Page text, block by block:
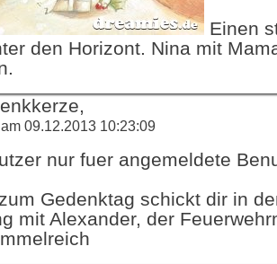
Einen
den Horizont. Nina mit
09.12.2013 10:23:09
nur fuer angemeldete
Gedenktag schickt dir in
mit Alexander, der